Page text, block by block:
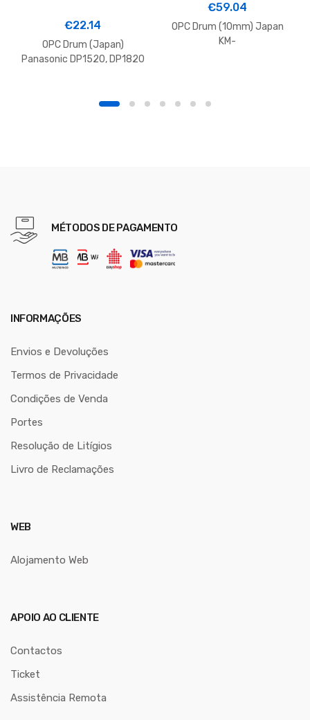
€22.14
OPC Drum (Japan)
Panasonic DP1520, DP1820
€59.04
OPC Drum (10mm) Japan
KM-
MÉTODOS DE PAGAMENTO
INFORMAÇÕES
Envios e Devoluções
Termos de Privacidade
Condições de Venda
Portes
Resolução de Litígios
Livro de Reclamações
WEB
Alojamento Web
APOIO AO CLIENTE
Contactos
Ticket
Assistência Remota